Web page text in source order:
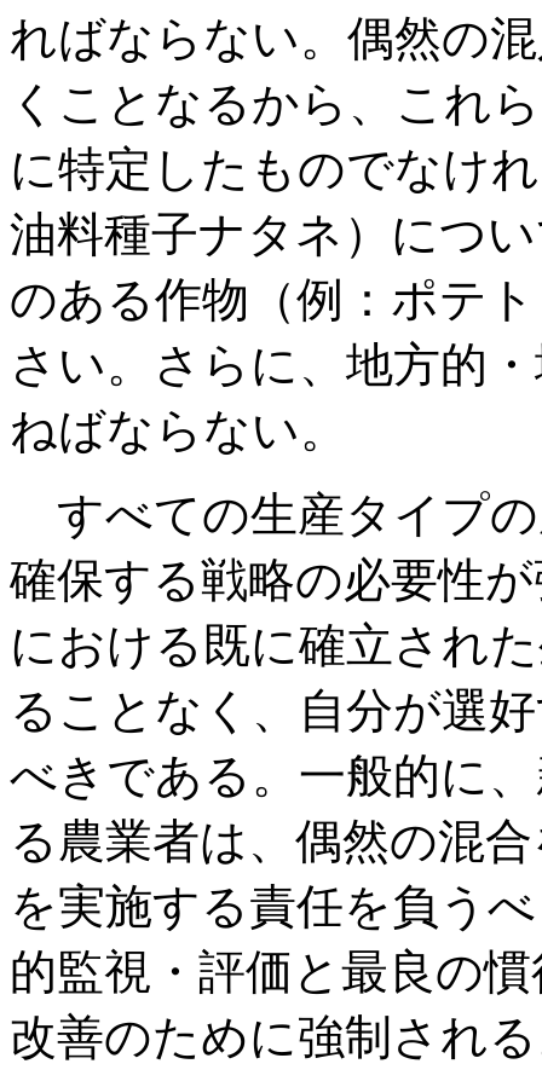
ればならない。偶然の
くことなるから、これ
に特定したものでなけ
油料種子ナタネ）につ
のある作物（例：ポテ
さい。さらに、地方的
ねばならない。
すべての生産タイプ
確保する戦略の必要性
における既に確立され
ることなく、自分が選
べきである。一般的に
る農業者は、偶然の混
を実施する責任を負う
的監視・評価と最良の
改善のために強制され